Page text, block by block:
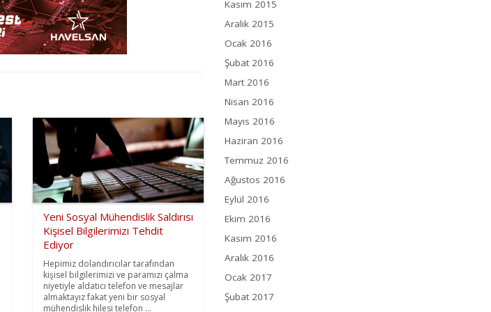
Yeni Sosyal Mühendislik Saldırısı
Kişisel Bilgilerimizi Tehdit
Ediyor
Hepimiz dolandırıcılar tarafından
kişisel bilgilerimizi ve paramızı çalma
niyetiyle aldatıcı telefon ve mesajlar
almaktayız fakat yeni bir sosyal
mühendislik hilesi telefon ...
Kasım 2015
Aralık 2015
Ocak 2016
Şubat 2016
Mart 2016
Nisan 2016
Mayıs 2016
Haziran 2016
Temmuz 2016
Ağustos 2016
Eylül 2016
Ekim 2016
Kasım 2016
Aralık 2016
Ocak 2017
Şubat 2017